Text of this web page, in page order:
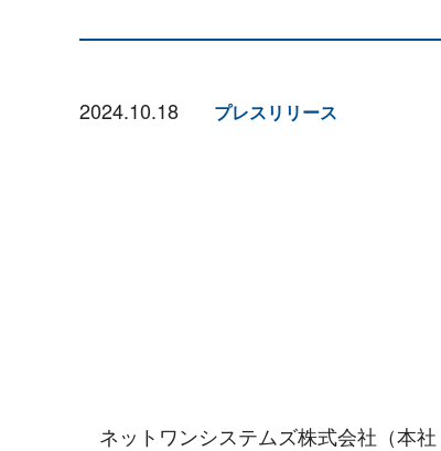
2024.10.18 プレスリリース
ネットワンシステムズ株式会社（本